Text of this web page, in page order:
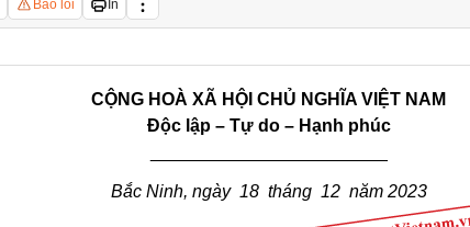
Báo lỗi In
CỘNG HOÀ XÃ HỘI CHỦ NGHĨA VIỆT NAM
Độc lập – Tự do – Hạnh phúc
Bắc Ninh, ngày 18 tháng 12 năm 2023